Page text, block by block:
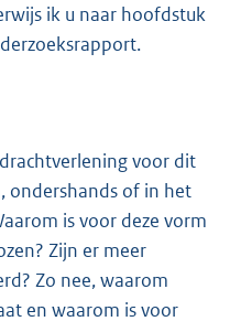
ik u naar hoofdstuk
voor dit
ondershands of in het
is voor deze vorm
Zijn er meer
Zo nee, waarom
en waarom is voor